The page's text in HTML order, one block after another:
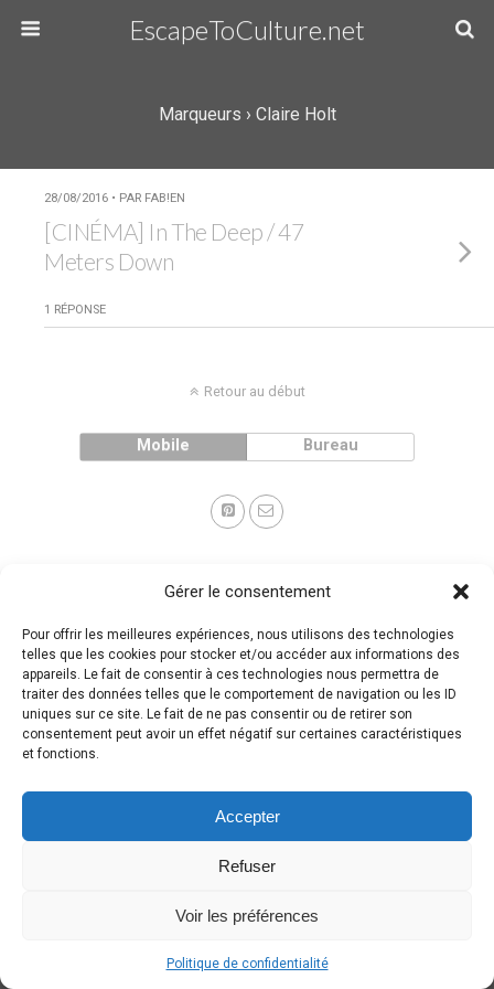
Gérer le consentement
Pour offrir les meilleures expériences, nous utilisons des technologies
telles que les cookies pour stocker et/ou accéder aux informations des
appareils. Le fait de consentir à ces technologies nous permettra de
traiter des données telles que le comportement de navigation ou les ID
uniques sur ce site. Le fait de ne pas consentir ou de retirer son
consentement peut avoir un effet négatif sur certaines caractéristiques
et fonctions.
Accepter
Refuser
Voir les préférences
Politique de confidentialité
EscapeToCulture.net
Marqueurs › Claire Holt
28/08/2016 • PAR FAB!EN
[CINÉMA] In The Deep / 47
Meters Down
1 RÉPONSE
Retour au début
Mobile Bureau